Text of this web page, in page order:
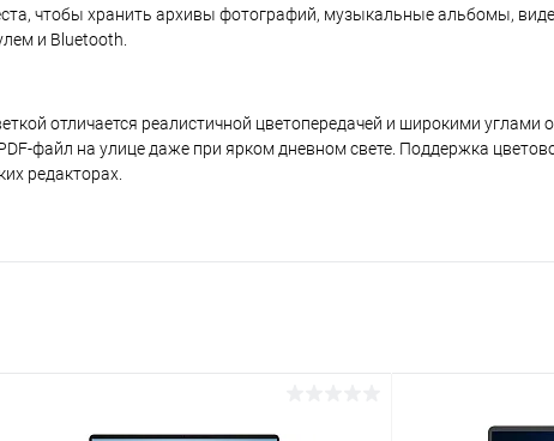
чтобы хранить архивы фотографий, музыкальные альбомы,
и Bluetooth.
отличается реалистичной цветопередачей и широкими углами
файл на улице даже при ярком дневном свете. Поддержка
редакторах.